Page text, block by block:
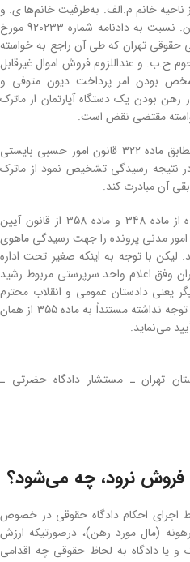
خانم م.الف. به‌طرفیت خانم‌ها ی. و
الف. هر دو به شهرت ب. و خانم الف.ن. نسبت به دادنامه شماره 920233 مورخ
50 دادگاه عمومی حقوقی تهران که طی آن راجع به خواسته
ح.ب. و عنداللزوم فروش اموال غیرقابل
بودن امر پرداخت دیون متوفی و
بودن یک دستگاه آپارتمان از ماترک
مقتضی نقض است.
چرا که دادگاه در مقام تقسیم ماترک مطابق ماده 322 قانون امور حسبی بایستی
نتیجه رسیدگی تشخیص نمود از ماترک
آن مبادرت کند.
فلذا با نقض قرار مزبور به استناد بند ه از ماده 348 و ماده 358 از قانون آیین
مدنی پرونده را جهت رسیدگی ماهوی
لیکن با توجه به اینکه صغیر تحت اداره
وفق اعلام واحد سرپرستی مربوط رشید
یعنی دادستان عمومی و انقلاب محترم
تهران معاون سرپرستی صغار و مجانین توجه نداشته مستنداً به ماده 355 از همان
می‌نماید.
استان تهران ـ مستشار دادگاه حضرتی ـ
فروش نرود، چه می‌شود؟
اجرای احکام دادگاه حقوقی در خصوص
(مال مورد رهن)، درصورتیکه ارزش
و یا دادگاه به لحاظ حقوقی چه اقدامی